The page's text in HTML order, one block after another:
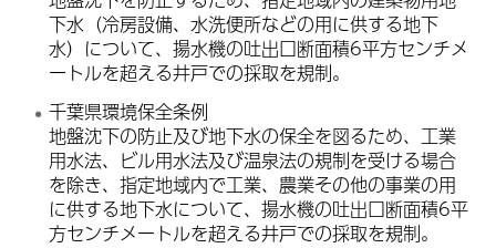
下水（冷房設備、水洗便所などの用に供する地下
水）について、揚水機の吐出口断面積6平方センチメ
ートルを超える井戸での採取を規制。
千葉県環境保全条例
地盤沈下の防止及び地下水の保全を図るため、工業
用水法、ビル用水法及び温泉法の規制を受ける場合
を除き、指定地域内で工業、農業その他の事業の用
に供する地下水について、揚水機の吐出口断面積6平
方センチメートルを超える井戸での採取を規制。